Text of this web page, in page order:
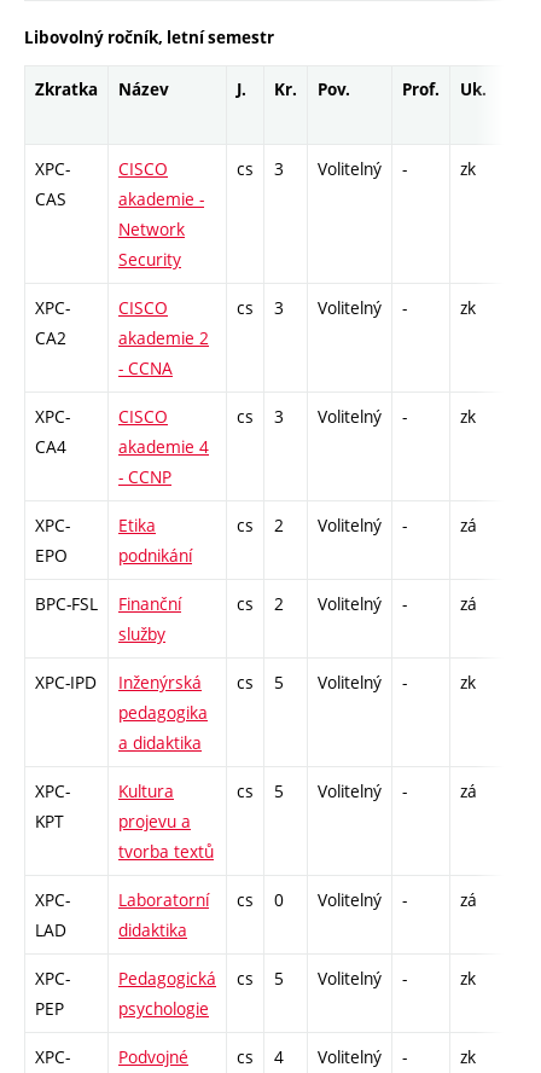
Libovolný ročník, letní semestr
Zkratka Název J. Kr. Pov. Prof. Uk.
XPC-
CAS
CISCO
akademie -
Network
Security
cs 3 Volitelný - zk
XPC-
CA2
CISCO
akademie 2
- CCNA
cs 3 Volitelný - zk
XPC-
CA4
CISCO
akademie 4
- CCNP
cs 3 Volitelný - zk
XPC-
EPO
Etika
podnikání
cs 2 Volitelný - zá
BPC-FSL
Finanční
služby
cs 2 Volitelný - zá
XPC-IPD
Inženýrská
pedagogika
a didaktika
cs 5 Volitelný - zk
XPC-
KPT
Kultura
projevu a
tvorba textů
cs 5 Volitelný - zá
XPC-
LAD
Laboratorní
didaktika
cs 0 Volitelný - zá
XPC-
PEP
Pedagogická
psychologie
cs 5 Volitelný - zk
XPC-
Podvojné
cs 4 Volitelný - zk